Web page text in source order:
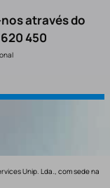
através do
450
Unip. Lda., com sede na